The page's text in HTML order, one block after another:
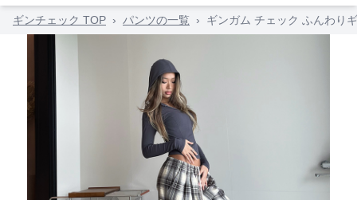
ギンチェック TOP › パンツの一覧 › ギンガム チェック ふんわり